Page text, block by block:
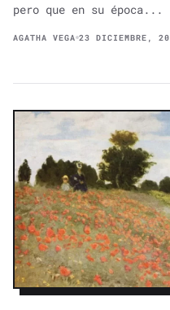
pero que en su época...
AGATHA VEGA 23 DICIEMBRE,